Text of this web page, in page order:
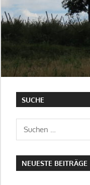
SUCHE
Suchen
nach:
NEUESTE BEITRÄGE